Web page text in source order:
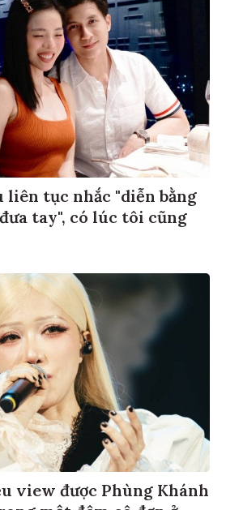
liên tục nhắc "diễn bằng
tay", có lúc tôi cũng
view được Phùng Khánh